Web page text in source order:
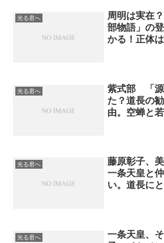
光る君へ
周明は実在
部物語」の
かる！正体
光る君へ
紫式部 「源
た？道長の
由。空蝉と
光る君へ
藤原彰子、
一条天皇と
い。道長に
光る君へ
一条天皇、